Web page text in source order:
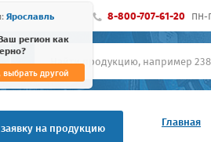
Ярославль
регион как
выбрать другой
8-800-707-61-20 ПН-
Главная
на продукцию